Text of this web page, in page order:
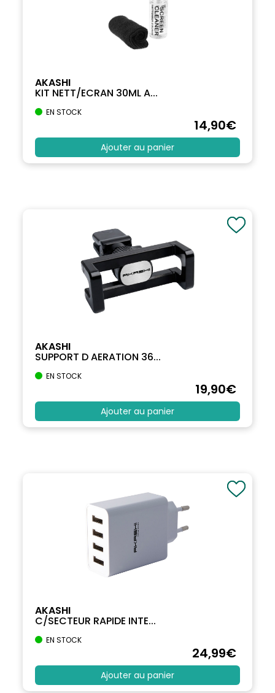
AKASHI
KIT NETT/ECRAN 30ML A...
EN STOCK
14,90€
Ajouter au panier
AKASHI
SUPPORT D AERATION 36...
EN STOCK
19,90€
Ajouter au panier
AKASHI
C/SECTEUR RAPIDE INTE...
EN STOCK
24,99€
Ajouter au panier